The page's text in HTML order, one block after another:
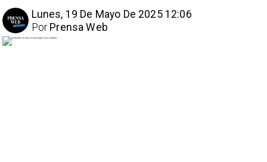
Lunes, 19 De Mayo De 2025 12:06
Prensa Web
Por